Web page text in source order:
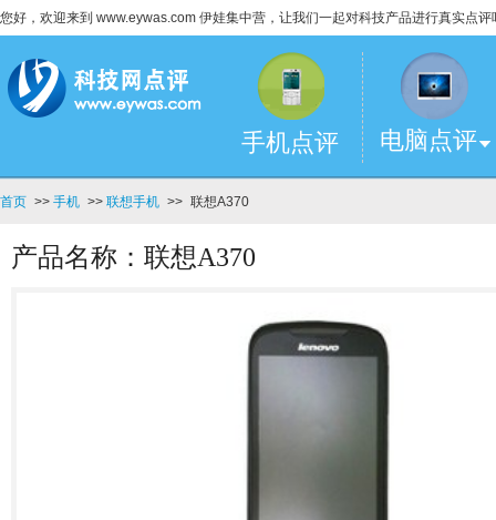
您好，欢迎来到 www.eywas.com 伊娃集中营，让我们一起对科技产品进行真实点评
手机点评 电脑点评
首页 >> 手机 >> 联想手机 >> 联想A370
产品名称：联想A370